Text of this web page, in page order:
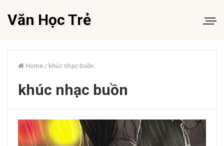
Văn Học Trẻ
Home / khúc nhạc buồn
khúc nhạc buồn